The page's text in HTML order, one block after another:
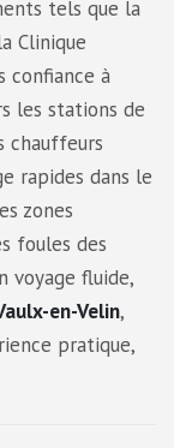
tels que la
Clinique
confiance à
les stations de
chauffeurs
rapides dans le
zones
foules des
voyage fluide,
en-Velin,
pratique,